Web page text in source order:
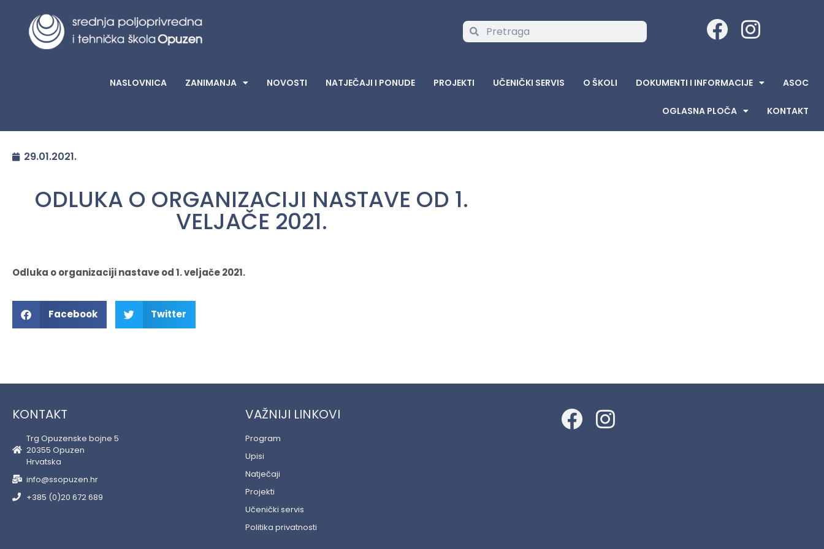
NASLOVNICA ZANIMANJA NOVOSTI NATJEČAJI I PONUDE PROJEKTI UČENIČKI SERVIS O ŠKOLI DOKUMENTI I INFORMACIJE ASOC
OGLASNA PLOČA KONTAKT
29.01.2021.
ODLUKA O ORGANIZACIJI NASTAVE OD 1.
VELJAČE 2021.
Odluka o organizaciji nastave od 1. veljače 2021.
Facebook Twitter
KONTAKT
Trg Opuzenske bojne 5
20355 Opuzen
Hrvatska
info@ssopuzen.hr
+385 (0)20 672 689
VAŽNIJI LINKOVI
Program
Upisi
Natječaji
Projekti
Učenički servis
Politika privatnosti